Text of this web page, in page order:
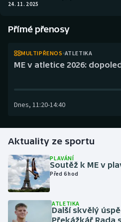
Biatlon
Boby a skeleton
Box
Dostihy
Florbal
Golf
Aplikace ČT sport
AZ kvíz
24. 11. 2025
Přímé přenosy
MULTIPŘENOS ATLETIKA
ME v atletice 2026:
Dnes, 11:20-14:40
Aktuality ze sportu
PLAVÁNÍ
Soutěž k ME v
Před 6 hod
ATLETIKA
Další skvělý
Překážkář Rada